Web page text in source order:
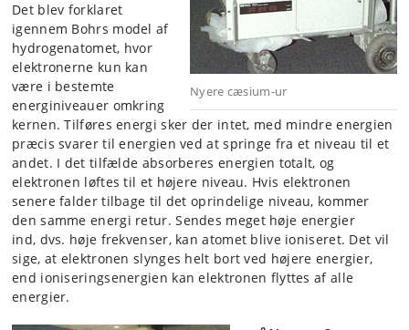
Nyere cæsium-ur
Det blev forklaret
igennem Bohrs model af
hydrogenatomet, hvor
elektronerne kun kan
være i bestemte
energiniveauer omkring
kernen. Tilføres energi sker der intet, med mindre energien
præcis svarer til energien ved at springe fra et niveau til et
andet. I det tilfælde absorberes energien totalt, og
elektronen løftes til et højere niveau. Hvis elektronen
senere falder tilbage til det oprindelige niveau, kommer
den samme energi retur. Sendes meget høje energier
ind, dvs. høje frekvenser, kan atomet blive ioniseret. Det vil
sige, at elektronen slynges helt bort ved højere energier,
end ioniseringsenergien kan elektronen flyttes af alle
energier.